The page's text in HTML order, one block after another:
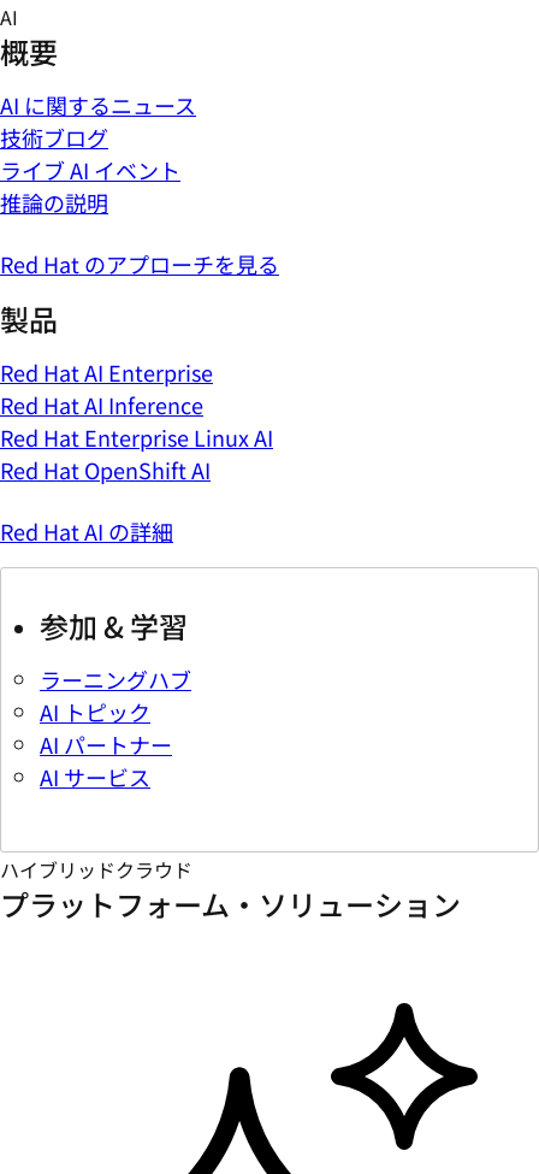
Skip
to
content
AI
概要
AI に関するニュース
技術ブログ
ライブ AI イベント
推論の説明
Red Hat のアプローチを見る
製品
Red Hat AI Enterprise
Red Hat AI Inference
Red Hat Enterprise Linux AI
Red Hat OpenShift AI
Red Hat AI の詳細
参加 & 学習
ラーニングハブ
AI トピック
AI パートナー
AI サービス
ハイブリッドクラウド
プラットフォーム・ソリューション